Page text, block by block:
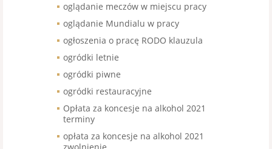
oglądanie meczów w miejscu pracy
oglądanie Mundialu w pracy
ogłoszenia o pracę RODO klauzula
ogródki letnie
ogródki piwne
ogródki restauracyjne
Opłata za koncesje na alkohol 2021
terminy
opłata za koncesje na alkohol 2021